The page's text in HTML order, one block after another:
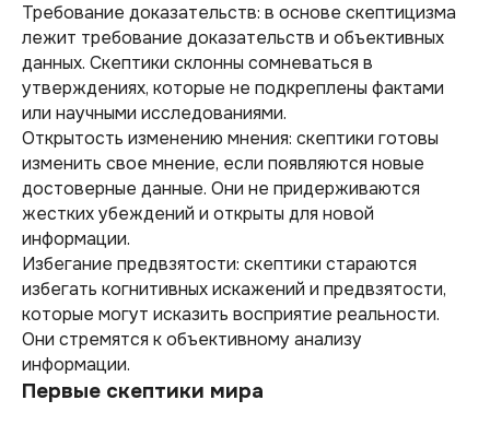
Требование доказательств: в основе скептицизма
лежит требование доказательств и объективных
данных. Скептики склонны сомневаться в
утверждениях, которые не подкреплены фактами
или научными исследованиями.
Открытость изменению мнения: скептики готовы
изменить свое мнение, если появляются новые
достоверные данные. Они не придерживаются
жестких убеждений и открыты для новой
информации.
Избегание предвзятости: скептики стараются
избегать когнитивных искажений и предвзятости,
которые могут исказить восприятие реальности.
Они стремятся к объективному анализу
информации.
Первые скептики мира